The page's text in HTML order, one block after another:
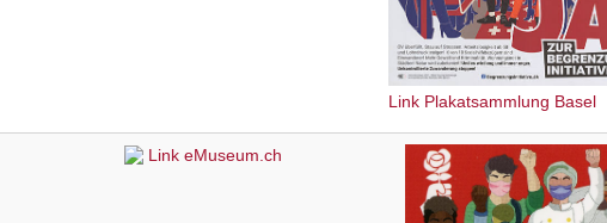
Link Plakatsammlung Basel
Link eMuseum.ch